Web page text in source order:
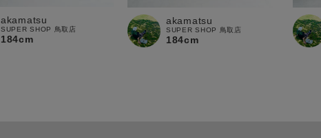
akamatsu
SUPER SHOP 鳥取店
184cm
akamatsu
SUPER SHOP 鳥取店
184cm